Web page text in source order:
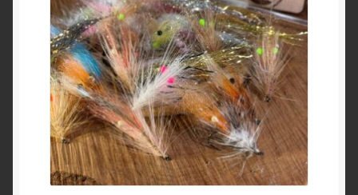
€42,35